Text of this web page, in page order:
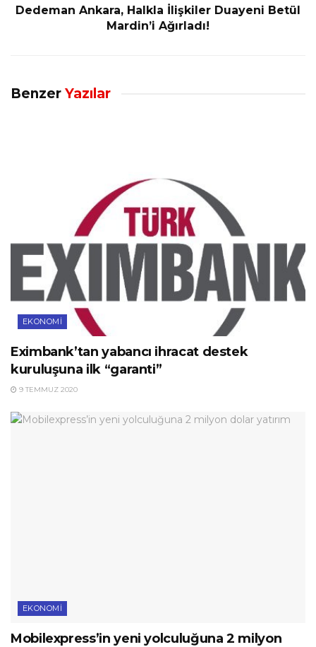
Dedeman Ankara, Halkla İlişkiler Duayeni Betül
Mardin’i Ağırladı!
Benzer Yazılar
EKONOMI
Eximbank’tan yabancı ihracat destek
kuruluşuna ilk “garanti”
9 TEMMUZ 2020
EKONOMI
Mobilexpress’in yeni yolculuğuna 2 milyon